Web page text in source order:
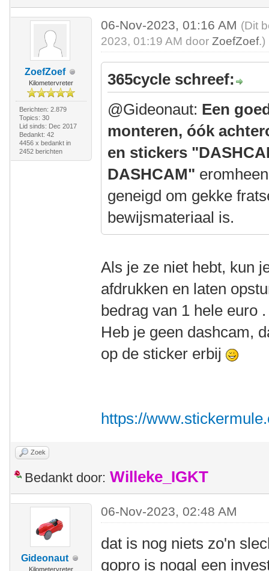
ZoefZoef
Kilometervreter
Berichten: 2.879
Topics: 30
Lid sinds: Dec 2017
Bedankt: 42
4456 x bedankt in
2452 berichten
06-Nov-2023, 01:16 AM (Dit
2023, 01:19 AM doorZoefZoef.)
365cycle schreef:
@Gideonaut: Een
monteren, óók
en stickers
DASHCAM"
geneigd om gekke
bewijsmateriaal is.
Als je ze niet hebt, kun
afdrukken en laten
bedrag van 1 hele euro .
Heb je geen dashcam,
op de sticker erbij
https://
Zoek
Bedankt door: Willeke_IGKT
Gideonaut
Kilometervreter
06-Nov-2023, 02:48 AM
dat is nog niets zo'n
gopro is nogal een